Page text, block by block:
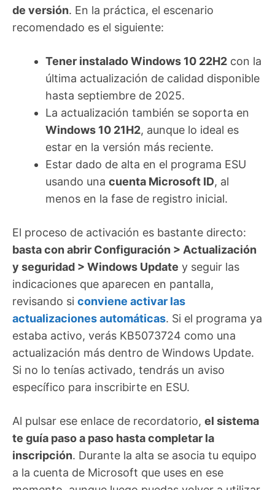
de versión. En la práctica, el escenario
recomendado es el siguiente:
Tener instalado Windows 10 22H2 con la
última actualización de calidad disponible
hasta septiembre de 2025.
La actualización también se soporta en
Windows 10 21H2, aunque lo ideal es
estar en la versión más reciente.
Estar dado de alta en el programa ESU
usando una cuenta Microsoft ID, al
menos en la fase de registro inicial.
El proceso de activación es bastante directo:
basta con abrir Configuración > Actualización
y seguridad > Windows Update y seguir las
indicaciones que aparecen en pantalla,
revisando si conviene activar las
actualizaciones automáticas. Si el programa ya
estaba activo, verás KB5073724 como una
actualización más dentro de Windows Update.
Si no lo tenías activado, tendrás un aviso
específico para inscribirte en ESU.
Al pulsar ese enlace de recordatorio, el sistema
te guía paso a paso hasta completar la
inscripción. Durante la alta se asocia tu equipo
a la cuenta de Microsoft que uses en ese